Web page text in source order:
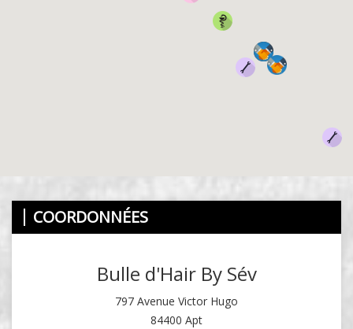
COORDONNÉES
Bulle d'Hair By Sév
797 Avenue Victor Hugo
84400 Apt